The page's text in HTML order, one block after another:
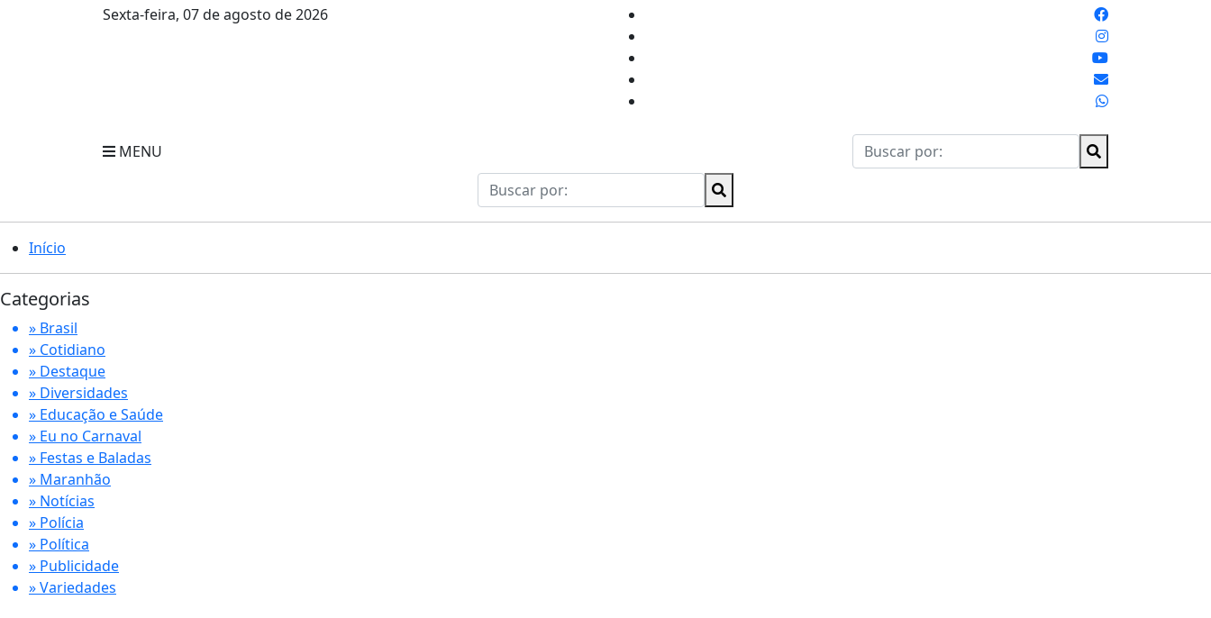
Sexta-feira, 07 de agosto de 2026
MENU
Início
Categorias
» Brasil
» Cotidiano
» Destaque
» Diversidades
» Educação e Saúde
» Eu no Carnaval
» Festas e Baladas
» Maranhão
» Notícias
» Polícia
» Política
» Publicidade
» Variedades